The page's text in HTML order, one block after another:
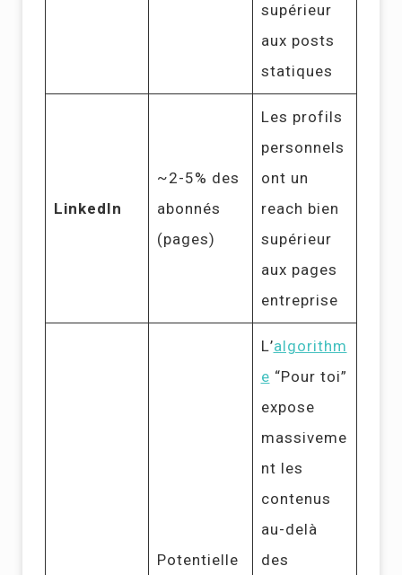
supérieur
aux posts
statiques
LinkedIn
~2-5% des
abonnés
(pages)
Les profils
personnels
ont un
reach bien
supérieur
aux pages
entreprise
Potentielle
L’algorithm
e “Pour toi”
expose
massiveme
nt les
contenus
au-delà
des